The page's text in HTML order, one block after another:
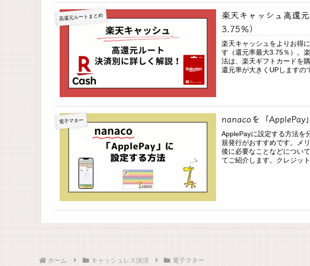
高還元ルートまとめ
楽天キャッシュ高還
3.75％）
楽天キャッシュをよりお得
す（還元率最大3.75％）。
法は、楽天ギフトカードを
還元率が大きくUPしますの
電子マネー nanacoを「ApplePay
ApplePayに設定する方法を
規発行がおすすめです。メ
後に必要なことなどについ
てご紹介します。クレジッ
ホーム キャッシュレス決済 電子マネー